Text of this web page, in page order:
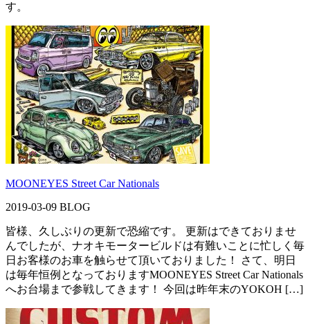
す。
MOONEYES Street Car Nationals
2019-03-09 BLOG
皆様、久しぶりの更新で恐縮です。 更新はできておりませ
んでしたが、ナオキモータービルドは有難いことに忙しく毎
日お客様のお車を触らせて頂いておりました！ さて、明日
は毎年恒例となっておりますMOONEYES Street Car Nationals
へお台場まで参戦してきます！ 今回は昨年末のYOKOH […]